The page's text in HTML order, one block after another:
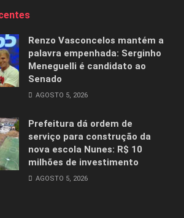
Renzo Vasconcelos mantém a
palavra empenhada: Serginho
Meneguelli é candidato ao
Senado
AGOSTO 5, 2026
Prefeitura dá ordem de
serviço para construção da
nova escola Nunes: R$ 10
milhões de investimento
AGOSTO 5, 2026